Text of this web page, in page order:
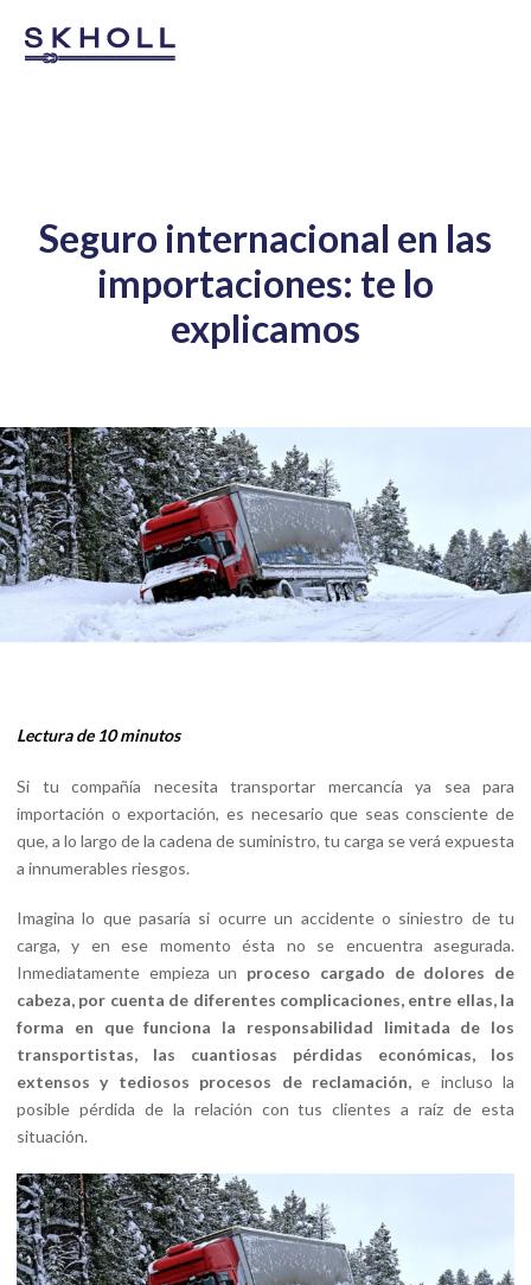
Seguro internacional en las
importaciones: te lo
explicamos
Lectura de 10 minutos
Si tu compañía necesita transportar mercancía ya sea para
importación o exportación, es necesario que seas consciente de
que, a lo largo de la cadena de suministro, tu carga se verá expuesta
a innumerables riesgos.
Imagina lo que pasaría si ocurre un accidente o siniestro de tu
carga, y en ese momento ésta no se encuentra asegurada.
Inmediatamente empieza un proceso cargado de dolores de
cabeza, por cuenta de diferentes complicaciones, entre ellas, la
forma en que funciona la responsabilidad limitada de los
transportistas,
las cuantiosas pérdidas económicas, los
extensos y tediosos procesos de reclamación,e incluso la
posible pérdida de la relación con tus clientes a raíz de esta
situación.